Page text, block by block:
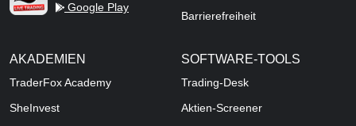
Google Play
Barrierefreiheit
AKADEMIEN
TraderFox Academy
SheInvest
SOFTWARE-TOOLS
Trading-Desk
Aktien-Screener